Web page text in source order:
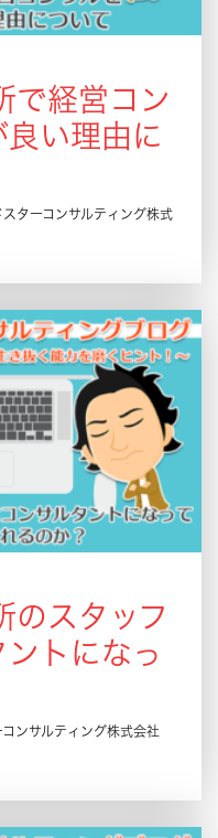
で経営コン
い理由に
ターコンサルティング株式
のスタッフ
トになっ
ンサルティング株式会社